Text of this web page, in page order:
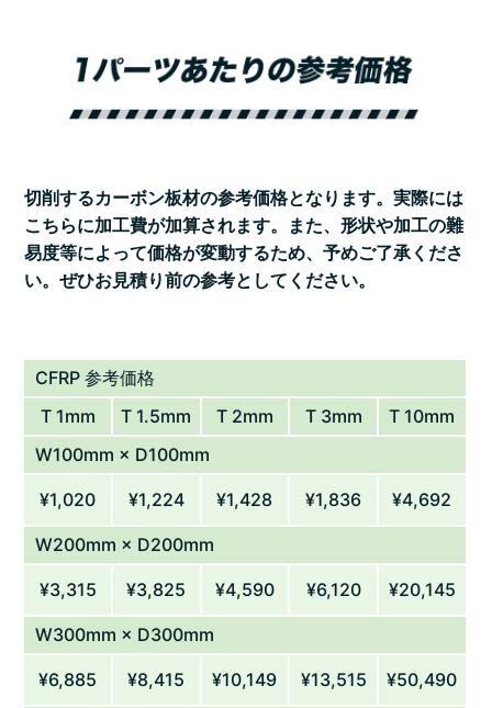
切削するカーボン板材の参考価格となります。実際には
こちらに加工費が加算されます。また、形状や加工の難
易度等によって価格が変動するため、予めご了承くださ
い。ぜひお見積り前の参考としてください。
CFRP 参考価格
T 1mm
T 1.5mm T 2mm T 3mm
T 10mm
W100mm × D100mm
¥1,020 ¥1,224 ¥1,428 ¥1,836 ¥4,692
W200mm × D200mm
¥3,315 ¥3,825 ¥4,590 ¥6,120 ¥20,145
W300mm × D300mm
¥6,885 ¥8,415 ¥10,149 ¥13,515 ¥50,490